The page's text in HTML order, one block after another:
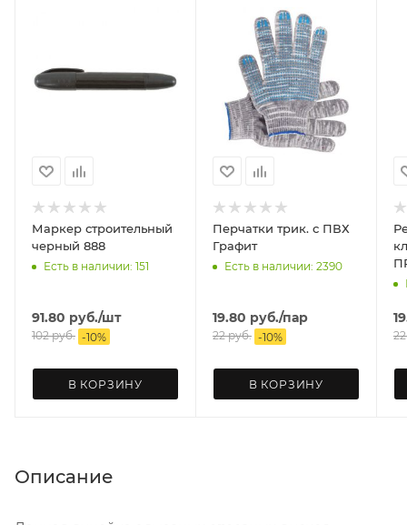
Маркер строительный
черный 888
Есть в наличии: 151
91.80 руб./шт
102руб. -10%
В КОРЗИНУ
Перчатки трик. с ПВХ
Графит
Есть в наличии: 2390
19.80 руб./пар
22руб. -10%
В КОРЗИНУ
22
Описание